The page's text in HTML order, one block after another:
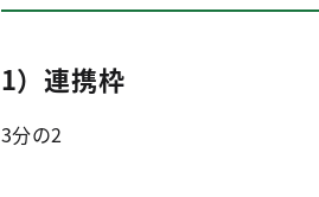
1）連携枠
3分の2